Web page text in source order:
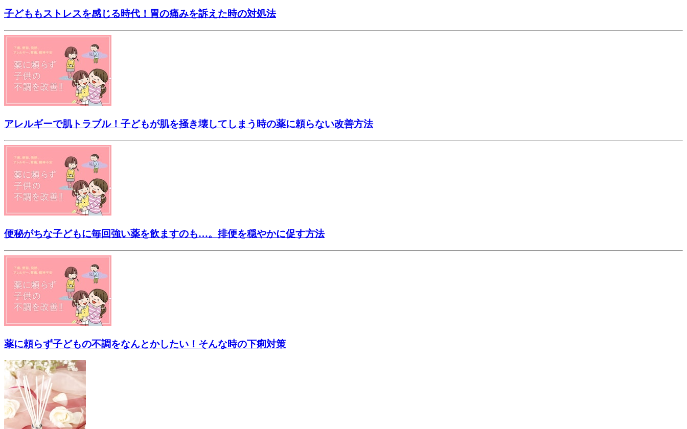
子どももストレスを感じる時代！胃の痛みを訴えた時の対処法
アレルギーで肌トラブル！子どもが肌を掻き壊してしまう時の薬に頼らない改善方法
便秘がちな子どもに毎回強い薬を飲ますのも…。排便を穏やかに促す方法
薬に頼らず子どもの不調をなんとかしたい！そんな時の下痢対策